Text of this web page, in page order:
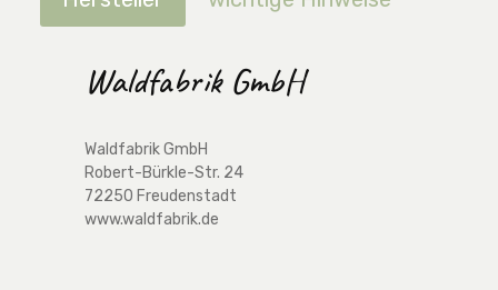
Waldfabrik GmbH
Waldfabrik GmbH
Robert-Bürkle-Str. 24
72250 Freudenstadt
www.waldfabrik.de